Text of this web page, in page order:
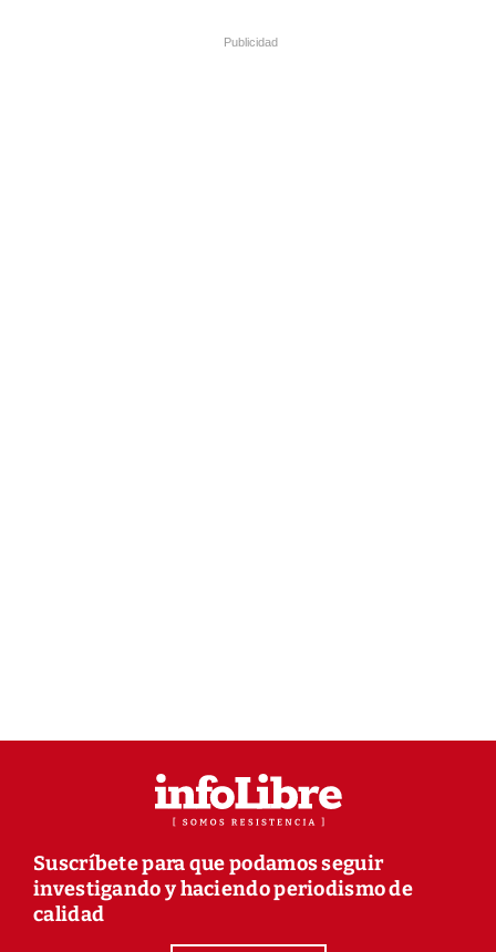
Publicidad
Suscríbete para que podamos seguir
investigando y haciendo periodismo de
calidad